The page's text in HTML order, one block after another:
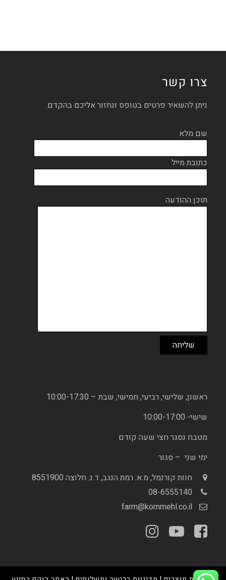
צרו קשר
ניתן להשאיר פרטים בטופס ונחזור אליכם בהקדם.
שם מלא
כתובת מייל
תוכן ההודעה
ראשון, שלישי, רביעי, חמישי, שבת – 10:00-17:30
שישי- 10:00-17:00
מטבח נסגר חצי שעה קודם
ימי שני – סגור
חוות קורנמל, מ.א. רמת הנגב, ד.נ. חלוצה 8551900
08-6555140
farm@kornmehl.co.il